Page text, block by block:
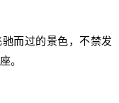
而过的景色，不禁发
。